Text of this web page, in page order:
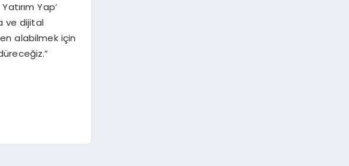
Yap’
ve dijital
alabilmek için